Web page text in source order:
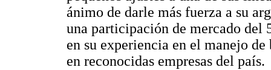
ánimo de darle más fuerza a su
una participación de mercado del
en su experiencia en el manejo
en reconocidas empresas del país.